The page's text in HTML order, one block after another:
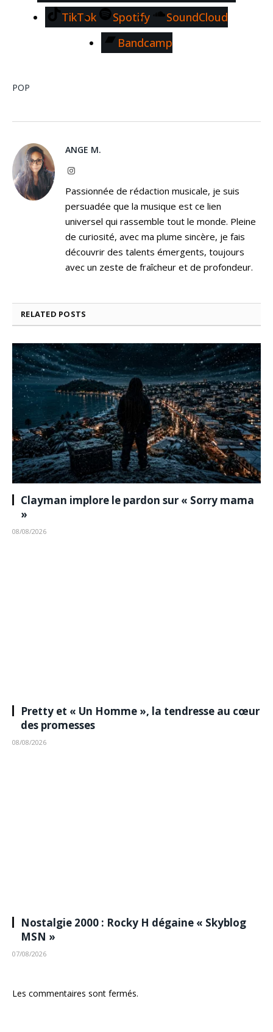
TikTok Spotify
SoundCloud
Bandcamp
POP
ANGE M.
Instagram
Passionnée de rédaction musicale, je suis
persuadée que la musique est ce lien
universel qui rassemble tout le monde. Pleine
de curiosité, avec ma plume sincère, je fais
découvrir des talents émergents, toujours
avec un zeste de fraîcheur et de profondeur.
RELATED POSTS
Clayman implore le pardon sur « Sorry mama
»
08/08/2026
Pretty et « Un Homme », la tendresse au cœur
des promesses
08/08/2026
Nostalgie 2000 : Rocky H dégaine « Skyblog
MSN »
07/08/2026
Les commentaires sont fermés.